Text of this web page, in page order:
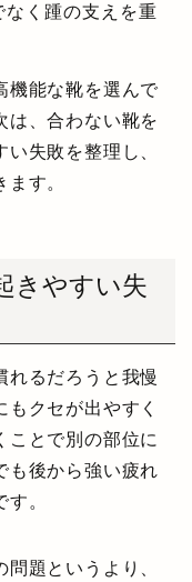
く踵の支えを重
機能な靴を選んで
は、合わない靴を
失敗を整理し、
す。
きやすい失
れるだろうと我慢
クセが出やすく
ことで別の部位に
も後から強い疲れ
。
題というより、